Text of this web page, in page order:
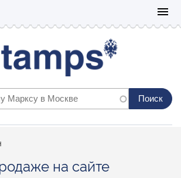
menu
на сайте